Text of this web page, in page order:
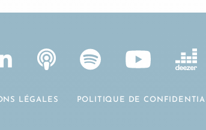
LÉGALES POLITIQUE DE